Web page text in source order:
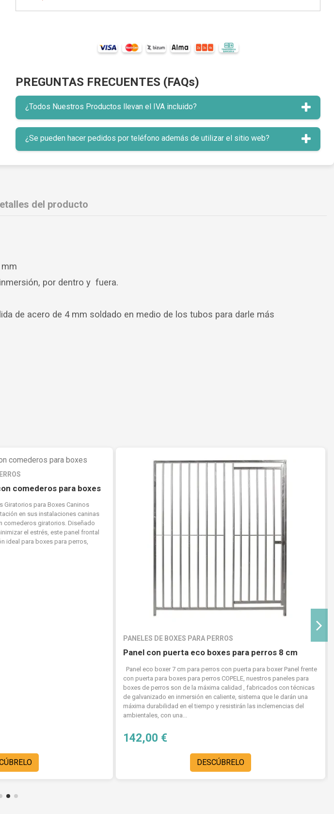
PREGUNTAS FRECUENTES (FAQs)
¿Todos Nuestros Productos llevan el IVA incluido?
¿Se pueden hacer pedidos por teléfono además de utilizar el sitio web?
del producto
por dentro y fuera.
de acero de 4 mm soldado en medio de los tubos para darle más
comederos para boxes
Giratorios para Boxes Caninos
en sus instalaciones caninas
comederos giratorios. Diseñado
el estrés, este panel frontal
ideal para boxes para perros,
PANELES DE BOXES PARA PERROS
Panel con puerta eco boxes para perros 8 cm
Panel eco boxer 7 cm para perros con puerta para boxer Panel frente
con puerta para boxes para perros COPELE, nuestros paneles para
boxes de perros son de la máxima calidad , fabricados con técnicas
de galvanizado en inmersión en caliente, sistema que le darán una
máxima durabilidad en el tiempo y resistirán las inclemencias del
ambientales, con una...
142,00 €
DESCÚBRELO